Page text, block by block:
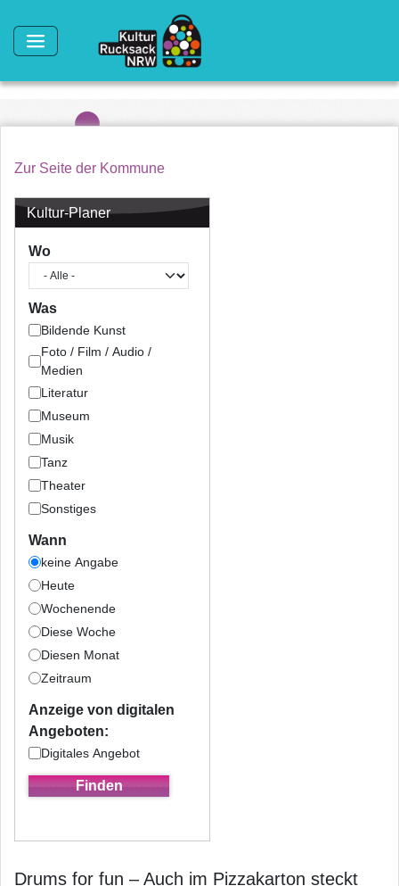
Zur Seite der Kommune
Kultur-Planer
Wo
Was
Bildende Kunst
Foto / Film / Audio /
Medien
Literatur
Museum
Musik
Tanz
Theater
Sonstiges
Wann
keine Angabe
Heute
Wochenende
Diese Woche
Diesen Monat
Zeitraum
Anzeige von digitalen
Angeboten:
Digitales Angebot
Drums for fun – Auch im Pizzakarton steckt